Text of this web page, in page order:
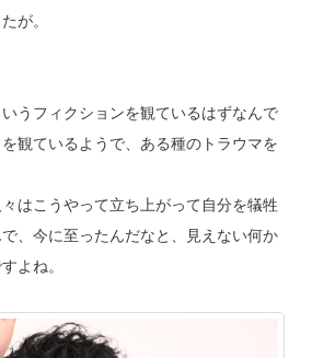
が。
うフィクションを観ているはずなんで
観ているようで、ある種のトラウマを
はこうやって立ち上がって自分を犠牲
、今に至ったんだなと、見えない何か
よね。